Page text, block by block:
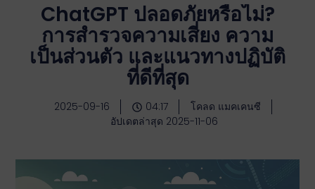
ChatGPT ปลอดภัยหรือไม่?
การสำรวจความเสี่ยง ความ
เป็นส่วนตัว และแนวทางปฏิบัติ
ที่ดีที่สุด
2025-09-16 04:17
โคลด แมคเคนซี
อัปเดตล่าสุด 2025-11-06